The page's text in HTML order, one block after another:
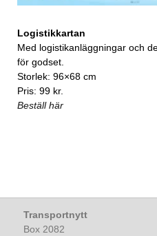
Logistikkartan
Med logistikanläggningar och
för godset.
Storlek: 96×68 cm
Pris: 99 kr.
Beställ här
Transportnytt
Box 2082